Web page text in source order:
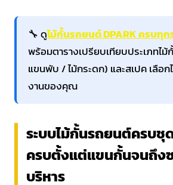
🔧 ดูไม้กั้นรถยนต์ DPARK ครบทุ
พร้อมตารางเปรียบเทียบประเภทไ
แขนพับ / ไม้กระดก) และสเปค เลือ
งานของคุณ
ระบบไม้กั้นรถยนต์ครบชุ
ครบตั้งแต่แขนกั้นจนถึง
บริหาร